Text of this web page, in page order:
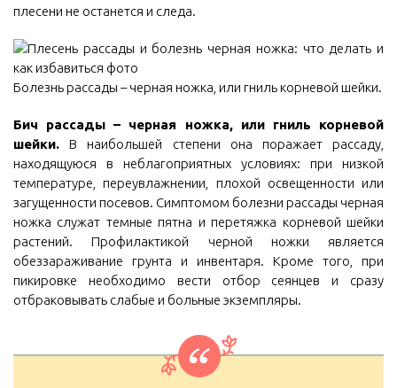
плесени не останется и следа.
Болезнь рассады – черная ножка, или гниль корневой шейки.
Бич рассады – черная ножка, или гниль корневой
шейки. В наибольшей степени она поражает рассаду,
находящуюся в неблагоприятных условиях: при низкой
температуре, переувлажнении, плохой освещенности или
загущенности посевов. Симптомом болезни рассады черная
ножка служат темные пятна и перетяжка корневой шейки
растений. Профилактикой черной ножки является
обеззараживание грунта и инвентаря. Кроме того, при
пикировке необходимо вести отбор сеянцев и сразу
отбраковывать слабые и больные экземпляры.